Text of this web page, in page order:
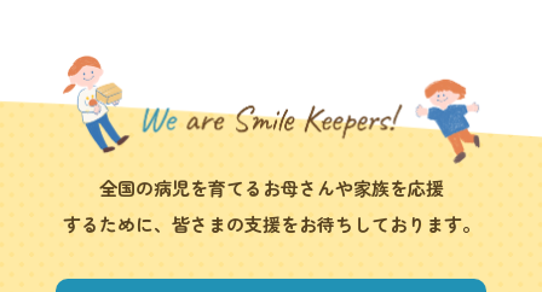
全国の病児を育てるお母さんや家族を応援
するために、皆さまの支援をお待ちしております。